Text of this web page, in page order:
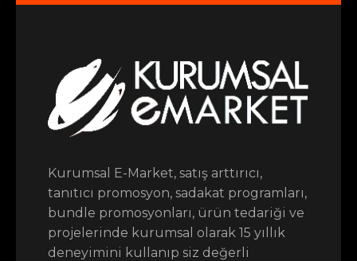
Kurumsal E-Market, satış arttırıcı,
tanıtıcı promosyon, sadakat programları,
bundle promosyonları, ürün tedariği ve
projelerinde kurumsal olarak 15 yıllık
deneyimini kullanıp siz değerli